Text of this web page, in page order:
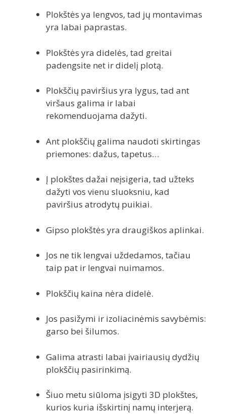
Plokštės ya lengvos, tad jų montavimas
yra labai paprastas.
Plokštės yra didelės, tad greitai
padengsite net ir didelį plotą.
Plokščių paviršius yra lygus, tad ant
viršaus galima ir labai
rekomenduojama dažyti.
Ant plokščių galima naudoti skirtingas
priemones: dažus, tapetus…
Į plokštes dažai neįsigeria, tad užteks
dažyti vos vienu sluoksniu, kad
paviršius atrodytų puikiai.
Gipso plokštės yra draugiškos aplinkai.
Jos ne tik lengvai uždedamos, tačiau
taip pat ir lengvai nuimamos.
Plokščių kaina nėra didelė.
Jos pasižymi ir izoliacinėmis savybėmis:
garso bei šilumos.
Galima atrasti labai įvairiausių dydžių
plokščių pasirinkimą.
Šiuo metu siūloma įsigyti 3D plokštes,
kurios kuria išskirtinį namų interjerą.